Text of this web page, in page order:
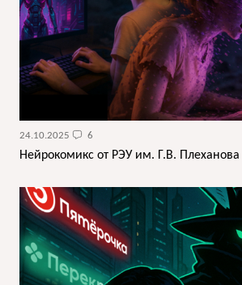
24.10.2025 6
Нейрокомикс от РЭУ им. Г.В. Плеханова